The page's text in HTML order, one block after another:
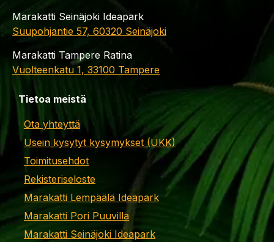
Marakatti Seinäjoki Ideapark
Suupohjantie 57, 60320 Seinäjoki
Marakatti Tampere Ratina
Vuolteenkatu 1, 33100 Tampere
Tietoa meistä
Ota yhteyttä
Usein kysytyt kysymykset (UKK)
Toimitusehdot
Rekisteriseloste
Marakatti Lempäälä Ideapark
Marakatti Pori Puuvilla
Marakatti Seinäjoki Ideapark